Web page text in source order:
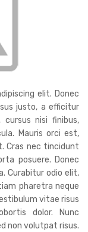
elit. Donec
justo, a efficitur
nisi finibus,
Mauris orci est,
Cras nec tincidunt
posuere. Donec
Curabitur odio elit,
pharetra neque
vitae risus
dolor. Nunc
non volutpat risus.